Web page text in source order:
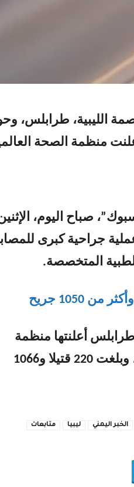
الليبية، طرابلس،
صباح اليوم،
أجرت 152 عملية جراحية، بينها 89 عملية جراحية كبرى
المتخصصة.
أعلنتها منظمة
الصحة العالمية، أول من أمس، السبت، وبلغت 220 قتيلا و1066
الخبر اليمني ليبيا متابعات